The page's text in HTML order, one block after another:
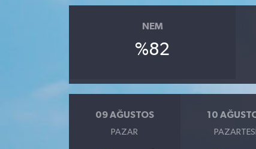
NEM
%82
09 AĞUSTOS
PAZAR
10
PAZARTESI